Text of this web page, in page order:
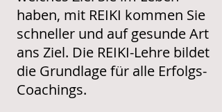
haben, mit REIKI kommen Sie
schneller und auf gesunde Art
ans Ziel. Die REIKI-Lehre bildet
die Grundlage für alle Erfolgs-
Coachings.